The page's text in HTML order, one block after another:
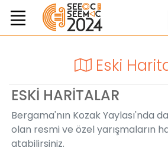
Eski
ESKİ HARİTALAR
Bergama'nın Kozak Yaylası'nda
olan resmi ve özel yarışmaların
atabilirsiniz.